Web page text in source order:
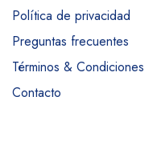
Política de privacidad
Preguntas frecuentes
Términos & Condiciones
Contacto